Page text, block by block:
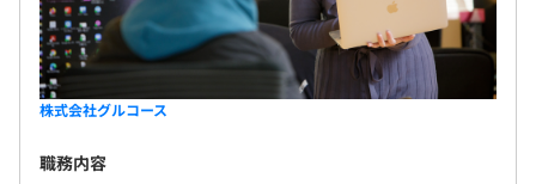
株式会社グルコース
職務内容